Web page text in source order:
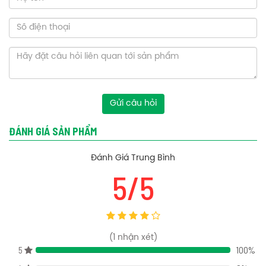
Tính năng bồn cầu Toto MS855DT3 một khối nắp TC385VS
+ Men Cefiontect: lớp men sứ mịn màng ngăn chất thải bám vào.
sử dụng ít nước hơn.
Thiết kế độc đáo không có chỗ cho chất thải
và vi khuẩn bám vào. Giúp việc lau chùi nhà vệ sinh trở nên dễ
dàng hơn.
+ Tiết kiệm nước: công nghệ ưu việt giúp tiết kiệm nước tối đa.
Gửi câu hỏi
ĐÁNH GIÁ SẢN PHẨM
Đánh Giá Trung Bình
5/5
( nhận xét)
5
100%